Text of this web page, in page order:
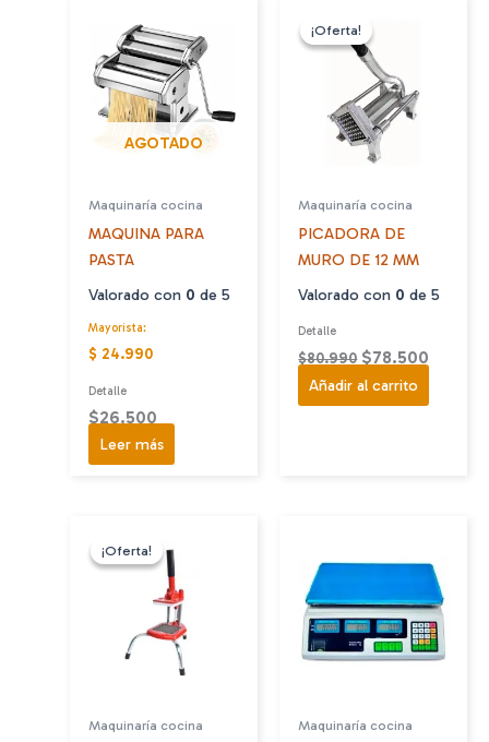
AGOTADO
Maquinaría cocina
MAQUINA PARA
PASTA
Valorado con 0 de 5
Mayorista:
$ 24.990
Detalle
$26.500
Leer más
¡Oferta!
¡Oferta!
Maquinaría cocina
PICADORA DE
MURO DE 12 MM
Valorado con 0 de 5
Detalle
$80.990 El
precio
original
$78.500
actual
Añadir al carrito
¡Oferta!
¡Oferta!
Maquinaría cocina Maquinaría cocina